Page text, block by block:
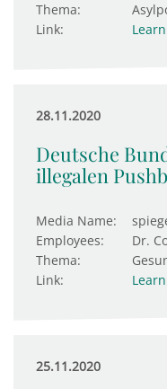
Thema:
Link:
28.11.2020
Deutsche
illegalen
Media Name:
Employees:
Dr.
Thema:
Link:
25.11.2020